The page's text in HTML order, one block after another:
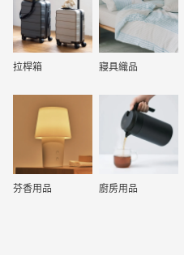
拉桿箱 寢具織品
芬香用品 廚房用品